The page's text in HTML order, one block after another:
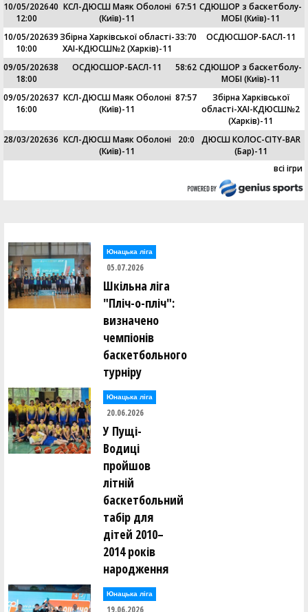
10/05/2026
12:00
40 КСЛ-ДЮСШ Маяк Оболоні
(Київ)-11
67:51 СДЮШОР з баскетболу-
МОБІ (Київ)-11
10/05/2026
10:00
39Збірна Харківської області-
ХАІ-КДЮСШ№2 (Харків)-11
33:70 ОСДЮСШОР-БАСЛ-11
09/05/2026
18:00
38 ОСДЮСШОР-БАСЛ-11 58:62 СДЮШОР з баскетболу-
МОБІ (Київ)-11
09/05/2026
16:00
37 КСЛ-ДЮСШ Маяк Оболоні
(Київ)-11
87:57
Збірна Харківської
області-ХАІ-КДЮСШ№2
(Харків)-11
28/03/202636 КСЛ-ДЮСШ Маяк Оболоні
(Київ)-11
20:0
ДЮСШ КОЛОС-CITY-BAR
(Бар)-11
всі ігри
Юнацька ліга
05.07.2026
Шкільна ліга
"Пліч-о-пліч":
визначено
чемпіонів
баскетбольного
турніру
Юнацька ліга
20.06.2026
У Пущі-
Водиці
пройшов
літній
баскетбольний
табір для
дітей 2010–
2014 років
народження
Юнацька ліга
19.06.2026